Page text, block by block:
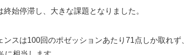
始停滞し、大きな課題となりました。
ンスは100回のポゼッションあたり71点しか取れず